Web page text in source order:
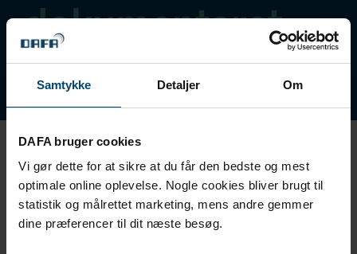
Samtykke Detaljer Om
DAFA bruger cookies
Vi gør dette for at sikre at du får den bedste og mest
optimale online oplevelse. Nogle cookies bliver brugt til
statistik og målrettet marketing, mens andre gemmer
dine præferencer til dit næste besøg.
dokumenteret
og garanteret
Samtlige materialer, der indgår i vores løsninger, er
gennemtestet og dokumenteret under strenge
kvalitetskrav.
DAFA kan gennemføre test i eget klimakammer. Vores